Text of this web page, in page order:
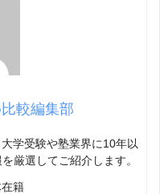
較編集部
学受験や塾業界に10年以
厳選してご紹介します。
籍